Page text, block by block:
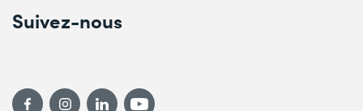
Suivez-nous